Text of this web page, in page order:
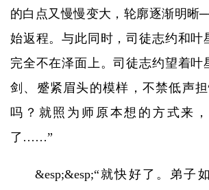
的白点又慢慢变大，轮廓逐渐明晰
始返程。与此同时，司徒志约和叶
完全不在泽面上。司徒志约望着叶
剑、蹙紧眉头的模样，不禁低声
吗？就照为师原本想的方式来
了……”
&esp;&esp;“就快好了。弟子